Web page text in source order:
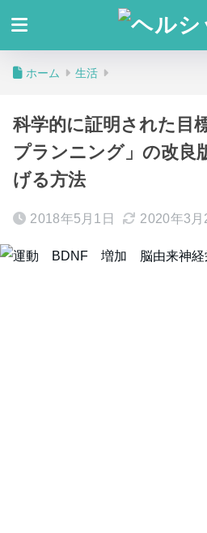
ホーム 生活
科学的に証明された目
プランニング」の改良
げる方法
2018年5月1日 2020年3月